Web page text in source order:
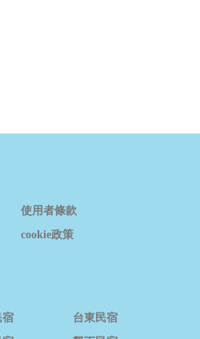
使用者條款
cookie政策
宿
台東民宿